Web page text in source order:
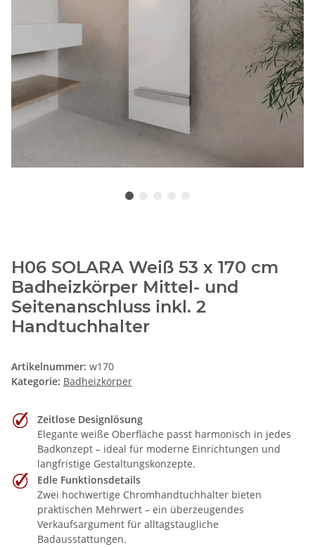
H06 SOLARA Weiß 53 x 170 cm
Badheizkörper Mittel- und
Seitenanschluss inkl. 2
Handtuchhalter
Artikelnummer: w170
Kategorie: Badheizkörper
Zeitlose Designlösung
Elegante weiße Oberfläche passt harmonisch in jedes
Badkonzept – ideal für moderne Einrichtungen und
langfristige Gestaltungskonzepte.
Edle Funktionsdetails
Zwei hochwertige Chromhandtuchhalter bieten
praktischen Mehrwert – ein überzeugendes
Verkaufsargument für alltagstaugliche
Badausstattungen.